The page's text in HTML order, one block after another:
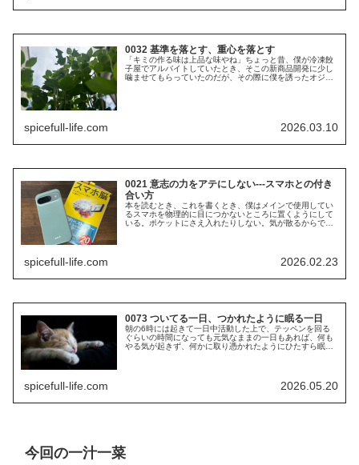
0032 基準を落とす、重心を落とす
「キミの作る味は上品な味やね」ちょっと昔、僕が冷凍餃
子屋でアルバイトしていたとき、そこの新商品開発に少し
噛ませてもらっていたのだが、その際に僕を誘ったオジサ
spicefull-life.com 2026.03.10
0021 意志の力をアテにしない---スマホとの付き
合い方
本を読むとき、これを書くとき、僕はメインで使用してい
るスマホを物理的に目につかないところに置くようにして
いる。ポケットにさえ入れたりしない。気が散るからであ
spicefull-life.com 2026.02.23
0073 ついてる一日、つかれたように眠る一日
朝の6時には起きて一日中活動した上で、テッペンを回る
ぐらいの時間になっても元気なままの一日もあれば、何も
やる気が起きず、何かに取り憑かれたようにひたすら眠る
spicefull-life.com 2026.05.20
今回の一汁一菜